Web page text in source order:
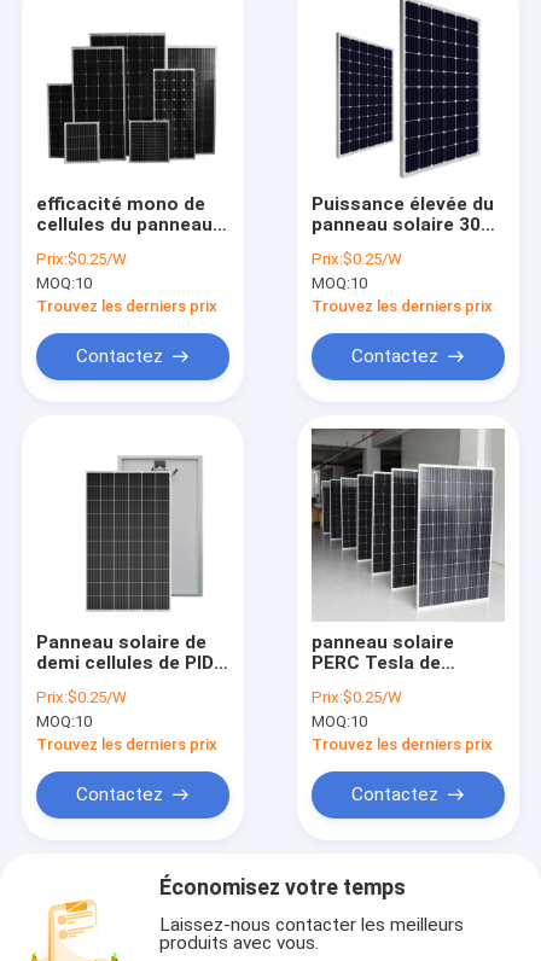
efficacité mono de
cellules du panneau
280w 290w
Prix:$0.25/W
MOQ:10
Trouvez les derniers prix
Contactez
Puissance élevée du
panneau solaire 305w
340w de cellules
mono de surveillance
de Solaredge
Prix:$0.25/W
MOQ:10
Trouvez les derniers prix
Contactez
Panneau solaire de
demi cellules de PID
système solaire CCE
de Chambre
Prix:$0.25/W
MOQ:10
Trouvez les derniers prix
Contactez
panneau solaire
PERC Tesla de
portatives de toit de
18.11V 120W
Prix:$0.25/W
MOQ:10
Trouvez les derniers prix
Contactez
Économisez votre temps
Laissez-nous contacter les meilleurs
produits avec vous.